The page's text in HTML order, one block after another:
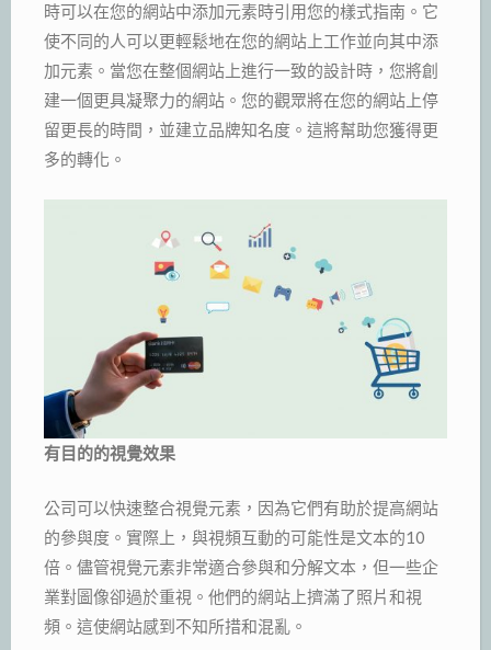
時可以在您的網站中添加元素時引用您的樣式指南。它
使不同的人可以更輕鬆地在您的網站上工作並向其中添
加元素。當您在整個網站上進行一致的設計時，您將創
建一個更具凝聚力的網站。您的觀眾將在您的網站上停
留更長的時間，並建立品牌知名度。這將幫助您獲得更
多的轉化。
有目的的視覺效果
公司可以快速整合視覺元素，因為它們有助於提高網站
的參與度。實際上，與視頻互動的可能性是文本的10
倍。儘管視覺元素非常適合參與和分解文本，但一些企
業對圖像卻過於重視。他們的網站上擠滿了照片和視
頻。這使網站感到不知所措和混亂。